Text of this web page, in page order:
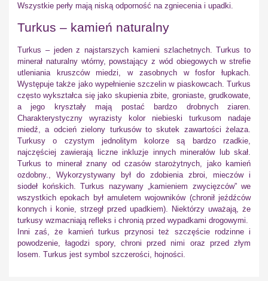
Wszystkie perły mają niską odporność na zgniecenia i upadki.
Turkus – kamień naturalny
Turkus – jeden z najstarszych kamieni szlachetnych. Turkus to
minerał naturalny wtórny, powstający z wód obiegowych w strefie
utleniania kruszców miedzi, w zasobnych w fosfor łupkach.
Występuje także jako wypełnienie szczelin w piaskowcach. Turkus
często wykształca się jako skupienia zbite, groniaste, grudkowate,
a jego kryształy mają postać bardzo drobnych ziaren.
Charakterystyczny wyrazisty kolor niebieski turkusom nadaje
miedź, a odcień zielony turkusów to skutek zawartości żelaza.
Turkusy o czystym jednolitym kolorze są bardzo rzadkie,
najczęściej zawierają liczne inkluzje innych minerałów lub skał.
Turkus to minerał znany od czasów starożytnych, jako kamień
ozdobny., Wykorzystywany był do zdobienia zbroi, mieczów i
siodeł końskich. Turkus nazywany „kamieniem zwycięzców” we
wszystkich epokach był amuletem wojowników (chronił jeźdźców
konnych i konie, strzegł przed upadkiem). Niektórzy uważają, że
turkusy wzmacniają refleks i chronią przed wypadkami drogowymi.
Inni zaś, że kamień turkus przynosi też szczęście rodzinne i
powodzenie, łagodzi spory, chroni przed nimi oraz przed złym
losem. Turkus jest symbol szczerości, hojności.